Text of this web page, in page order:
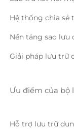
Hệ thống chia sẻ
Nền tảng sao lưu
Giải pháp lưu trữ
Ưu điểm của bộ
Hỗ trợ lưu trữ